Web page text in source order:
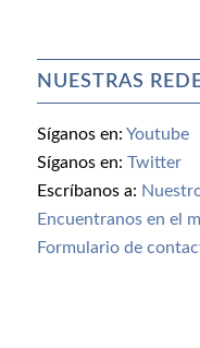
NUESTRAS
Síganos en: Youtube
Síganos en: Twitter
Escríbanos a:
Encuentranos en el
Formulario de